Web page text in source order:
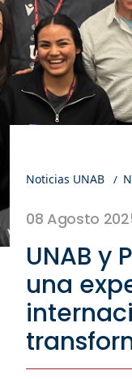
Noticias UNAB
08 Agosto
UNAB y
una